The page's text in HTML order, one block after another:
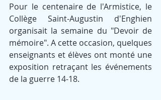
Pour le centenaire de l'Armistice, le
Collège Saint-Augustin d'Enghien
organisait la semaine du "Devoir de
mémoire". A cette occasion, quelques
enseignants et élèves ont monté une
exposition retraçant les événements
de la guerre 14-18.